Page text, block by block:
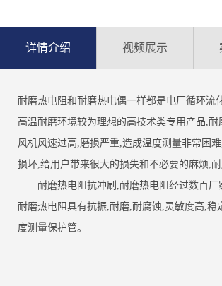
详情介绍 视频展示
耐磨热电阻和耐磨热电偶一样都是电厂循环
高温耐磨环境较为理想的高技术类专用产品,
风机风速过高,磨损严重,造成温度测量非常困
损坏,给用户带来很大的损失和不必要的麻烦,
耐磨热电阻抗冲刷,耐磨热电阻经过数百厂
耐磨热电阻具有抗振,耐磨,耐腐蚀,灵敏度高,
度测量保护管。